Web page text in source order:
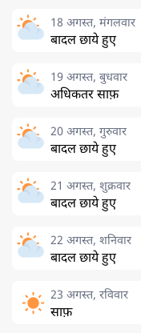
18 अगस्त, मंगलवार
बादल छाये हुए
19 अगस्त, बुधवार
अधिकतर साफ़
20 अगस्त, गुरुवार
बादल छाये हुए
21 अगस्त, शुक्रवार
बादल छाये हुए
22 अगस्त, शनिवार
बादल छाये हुए
23 अगस्त, रविवार
साफ़